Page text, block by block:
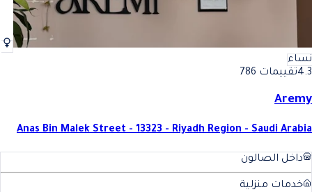
نساء
4.3تقييمات 786
Aremy
Anas Bin Malek Street - 13323 - Riyadh Region - Saudi Arabia
داخل الصالون
خدمات منزلية